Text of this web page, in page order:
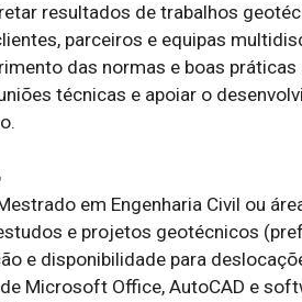
resultados de trabalhos
parceiros e equipas
das normas e boas práticas
técnicas e apoiar o
em Engenharia Civil ou
e projetos geotécnicos
e disponibilidade para
Microsoft Office, AutoCAD e